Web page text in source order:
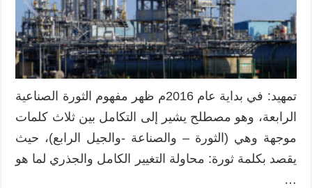
تمهيد: في بداية عام 2016م ظهر مفهوم الثورة الصناعية
الرابعة، وهو مصطلح يشير إلى التكامل بين ثلاث كلمات
موجهة وهي (الثورة – والصناعة -والجيل الرابع)، حيث
يقصد بكلمة ثورة: محاولة التغيير الكامل والجذري لما هو
…